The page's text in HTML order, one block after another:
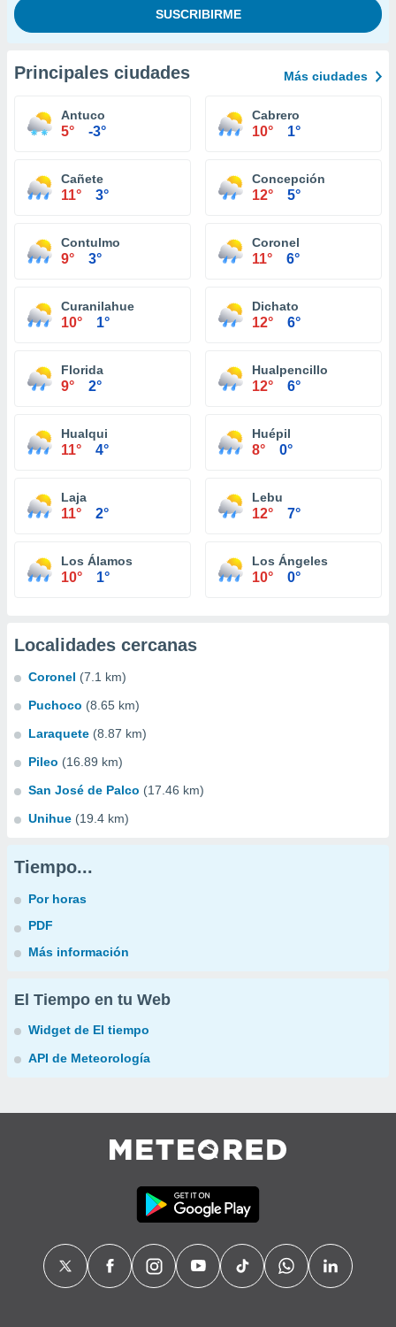
Principales ciudades Más ciudades
Antuco
5° -3°
Cabrero
10° 1°
Cañete
11° 3°
Concepción
12° 5°
Contulmo
9° 3°
Coronel
11° 6°
Curanilahue
10° 1°
Dichato
12° 6°
Florida
9° 2°
Hualpencillo
12° 6°
Hualqui
11° 4°
Huépil
8° 0°
Laja
11° 2°
Lebu
12° 7°
Los Álamos
10° 1°
Los Ángeles
10° 0°
Localidades cercanas
Coronel (7.1 km)
Puchoco (8.65 km)
Laraquete (8.87 km)
Pileo (16.89 km)
San José de Palco (17.46 km)
Unihue (19.4 km)
Tiempo...
Por horas
PDF
Más información
El Tiempo en tu Web
Widget de El tiempo
API de Meteorología